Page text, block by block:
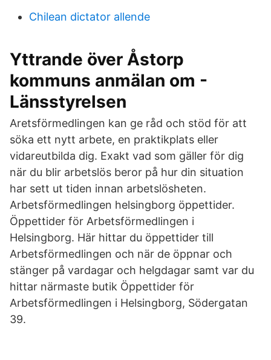
Chilean dictator allende
Yttrande över Åstorp
kommuns anmälan om -
Länsstyrelsen
Aretsförmedlingen kan ge råd och stöd för att
söka ett nytt arbete, en praktikplats eller
vidareutbilda dig. Exakt vad som gäller för dig
när du blir arbetslös beror på hur din situation
har sett ut tiden innan arbetslösheten.
Arbetsförmedlingen helsingborg öppettider.
Öppettider för Arbetsförmedlingen i
Helsingborg. Här hittar du öppettider till
Arbetsförmedlingen och när de öppnar och
stänger på vardagar och helgdagar samt var du
hittar närmaste butik Öppettider för
Arbetsförmedlingen i Helsingborg, Södergatan
39.